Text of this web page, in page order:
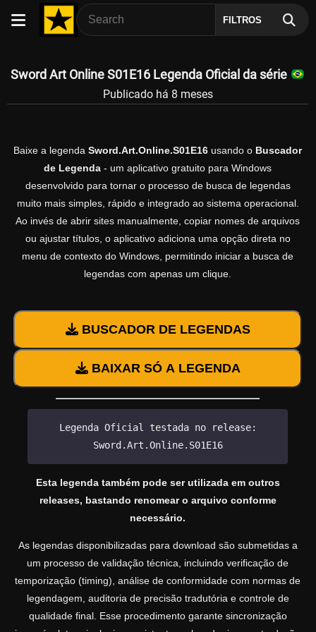
FILTROS
Sword Art Online S01E16 Legenda Oficial da série
Publicado há 8 meses
Baixe a legenda Sword.Art.Online.S01E16 usando o Buscador
de Legenda - um aplicativo gratuito para Windows
desenvolvido para tornar o processo de busca de legendas
muito mais simples, rápido e integrado ao sistema operacional.
Ao invés de abrir sites manualmente, copiar nomes de arquivos
ou ajustar títulos, o aplicativo adiciona uma opção direta no
menu de contexto do Windows, permitindo iniciar a busca de
legendas com apenas um clique.
BUSCADOR DE LEGENDAS
BAIXAR SÓ A LEGENDA
Legenda Oficial testada no release:
Sword.Art.Online.S01E16
Esta legenda também pode ser utilizada em outros
releases, bastando renomear o arquivo conforme
necessário.
As legendas disponibilizadas para download são submetidas a
um processo de validação técnica, incluindo verificação de
temporização (timing), análise de conformidade com normas de
legendagem, auditoria de precisão tradutória e controle de
qualidade final. Esse procedimento garante sincronização